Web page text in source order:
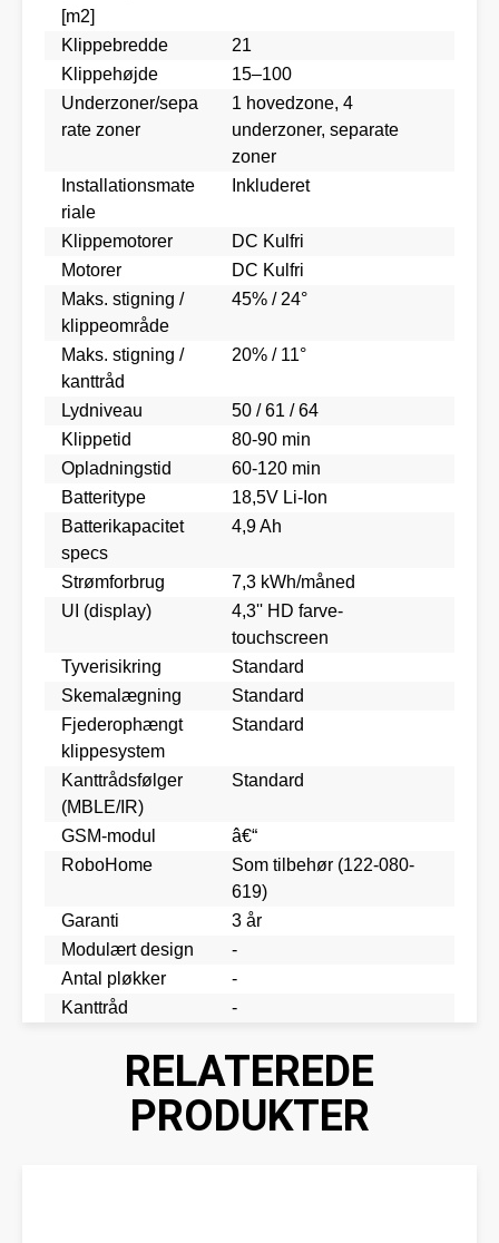
[m2]
Klippebredde
21
Klippehøjde
15–100
Underzoner/sepa
rate zoner
1 hovedzone, 4
underzoner, separate
zoner
Installationsmate
riale
Inkluderet
Klippemotorer
DC Kulfri
Motorer
DC Kulfri
Maks. stigning /
klippeområde
45% / 24°
Maks. stigning /
kanttråd
20% / 11°
Lydniveau
50 / 61 / 64
Klippetid
80-90 min
Opladningstid
60-120 min
Batteritype
18,5V Li-Ion
Batterikapacitet
specs
4,9 Ah
Strømforbrug
7,3 kWh/måned
UI (display)
4,3'' HD farve-
touchscreen
Tyverisikring
Standard
Skemalægning
Standard
Fjederophængt
klippesystem
Standard
Kanttrådsfølger
(MBLE/IR)
Standard
GSM-modul
â€“
RoboHome
Som tilbehør (122-080-
619)
Garanti
3 år
Modulært design
-
Antal pløkker
-
Kanttråd
-
RELATEREDE
PRODUKTER